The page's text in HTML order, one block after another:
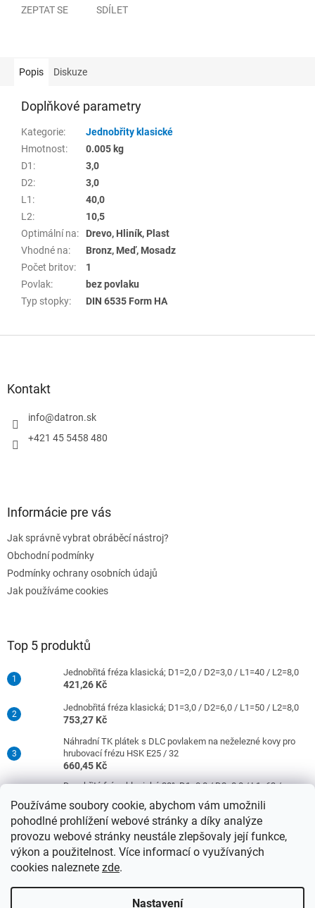
Používáme soubory cookie, abychom vám umožnili
pohodlné prohlížení webové stránky a díky analýze
provozu webové stránky neustále zlepšovaly její funkce,
výkon a použitelnost. Více informací o využívaných
cookies naleznete zde.
Nastavení
ZEPTAT SE SDÍLET
Popis Diskuze
Doplňkové parametry
Kategorie:
Jednobřity klasické
Hmotnost:
0.005 kg
D1 :
3,0
D2:
3,0
L1 :
40,0
L2:
10,5
Optimální na:
Drevo, Hliník, Plast
Vhodné na:
Bronz, Meď, Mosadz
Počet britov:
1
Povlak:
bez povlaku
Typ stopky: DIN 6535 Form HA
Kontakt
info@datron.sk
+421 45 5458 480
Informácie pre vás
Jak správně vybrat obráběcí nástroj?
Obchodní podmínky
Podmínky ochrany osobních údajů
Jak používáme cookies
Top 5 produktů
Jednobřitá fréza klasická; D1=2,0 / D2=3,0 / L1=40 / L2=8,0
421,26 Kč
Jednobřitá fréza klasická; D1=3,0 / D2=6,0 / L1=50 / L2=8,0
753,27 Kč
Náhradní TK plátek s DLC povlakem na neželezné kovy pro
hrubovací frézu HSK E25 / 32
660,45 Kč
Dvoubřitá fréza klasická 30°; D1=8,0 / D2=8,0 / L1=63 /
977,42 Kč
Jednobřitá fréza klasická; D1=4,0 / D2=6,0 / L1=50 / L2=10,0
753,27 Kč